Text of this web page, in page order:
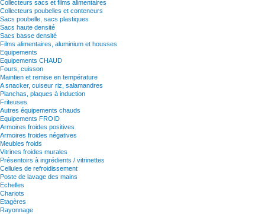
Collecteurs sacs et films alimentaires
Collecteurs poubelles et conteneurs
Sacs poubelle, sacs plastiques
Sacs haute densité
Sacs basse densité
Films alimentaires, aluminium et housses
Equipements
Equipements CHAUD
Fours, cuisson
Maintien et remise en température
A snacker, cuiseur riz, salamandres
Planchas, plaques à induction
Friteuses
Autres équipements chauds
Equipements FROID
Armoires froides positives
Armoires froides négatives
Meubles froids
Vitrines froides murales
Présentoirs à ingrédients / vitrinettes
Cellules de refroidissement
Poste de lavage des mains
Echelles
Chariots
Etagères
Rayonnage